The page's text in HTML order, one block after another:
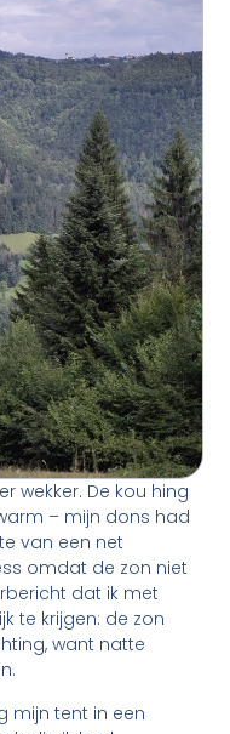
wekker. De kou hing
– mijn dons had
van een net
omdat de zon niet
dat ik met
te krijgen: de zon
want natte
mijn tent in een